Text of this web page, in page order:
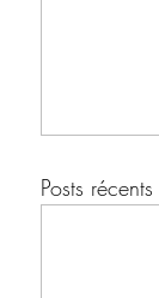
Posts récents